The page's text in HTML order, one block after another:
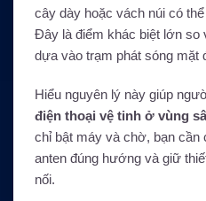
cây dày hoặc vách núi có
Đây là điểm khác biệt lớn so
dựa vào trạm phát sóng mặt
Hiểu nguyên lý này giúp
điện thoại vệ tinh ở vùng
chỉ bật máy và chờ, bạn
anten đúng hướng và giữ
nối.